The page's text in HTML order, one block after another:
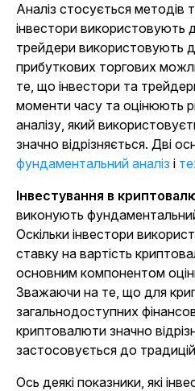
Аналіз стосується методів
інвестори використовують
трейдери використовують
прибуткових торгових
те, що інвестори та
моменти часу та оцінюють
аналізу, який
значно відрізняється. Дві
фундаментальний аналіз і
Інвестування в
виконують
Оскільки інвестори
ставку на вартість
основним компонентом
Зважаючи на те, що для
загальнодоступних
криптовалюти значно
застосовується до
Ось деякі показники, які